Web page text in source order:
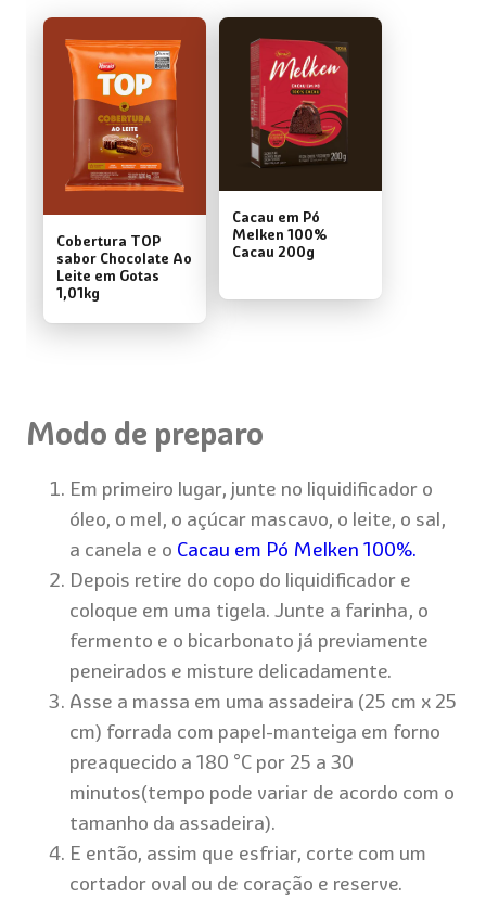
Cobertura TOP
sabor Chocolate Ao
Leite em Gotas
1,01kg
Cacau em Pó
Melken 100%
Cacau 200g
Modo de preparo
Em primeiro lugar, junte no liquidificador o
óleo, o mel, o açúcar mascavo, o leite, o sal,
a canela e o Cacau em Pó Melken 100%.
Depois retire do copo do liquidificador e
coloque em uma tigela. Junte a farinha, o
fermento e o bicarbonato já previamente
peneirados e misture delicadamente.
Asse a massa em uma assadeira (25 cm x 25
cm) forrada com papel-manteiga em forno
preaquecido a 180 °C por 25 a 30
minutos(tempo pode variar de acordo com o
tamanho da assadeira).
E então, assim que esfriar, corte com um
cortador oval ou de coração e reserve.